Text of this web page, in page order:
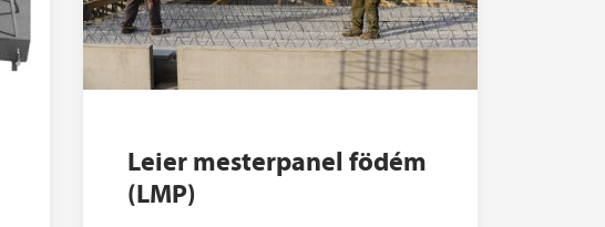
Leier mesterpanel födém
(LMP)